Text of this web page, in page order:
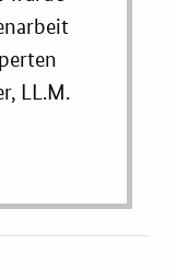
LL.M.